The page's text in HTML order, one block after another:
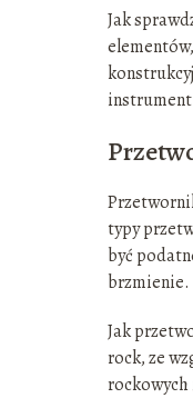
Jak
instrument
typy
być
brzmienie.
Jak
rock, ze
rockowych